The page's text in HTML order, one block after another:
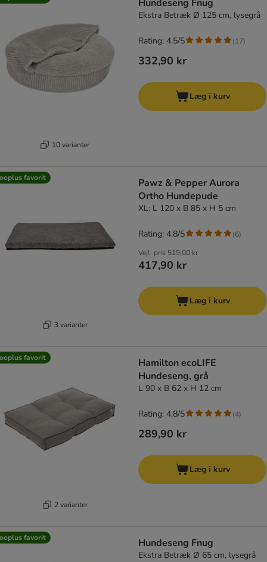
10 varianter
Hundeseng Fnug
Ekstra Betræk Ø 125 cm, lysegrå
332,90 kr
Rating: 4.5/5 (17)
Læg i kurv
favorit
3 varianter
Pawz & Pepper Aurora
Ortho Hundepude
XL: L 120 x B 85 x H 5 cm
Vejl. pris 519,00 kr
417,90 kr
Rating: 4.8/5 (6)
Læg i kurv
favorit
2 varianter
Hamilton ecoLIFE
Hundeseng, grå
L 90 x B 62 x H 12 cm
289,90 kr
Rating: 4.8/5 (4)
Læg i kurv
favorit Hundeseng Fnug
Ekstra Betræk Ø 65 cm, lysegrå